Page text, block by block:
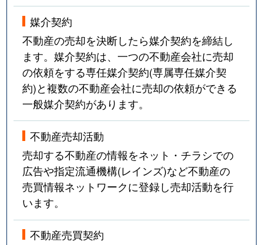
媒介契約
不動産の売却を決断したら媒介契約を締結し
ます。媒介契約は、一つの不動産会社に売却
の依頼をする専任媒介契約(専属専任媒介契
約)と複数の不動産会社に売却の依頼ができる
一般媒介契約があります。
不動産売却活動
売却する不動産の情報をネット・チラシでの
広告や指定流通機構(レインズ)など不動産の
売買情報ネットワークに登録し売却活動を行
います。
不動産売買契約